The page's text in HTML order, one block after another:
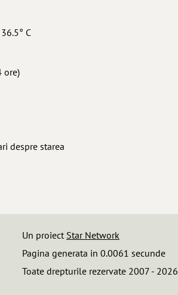
C
ore)
despre starea
Un proiect Star Network
Pagina generata in 0.0061 secunde
Toate drepturile rezervate 2007 - 2026